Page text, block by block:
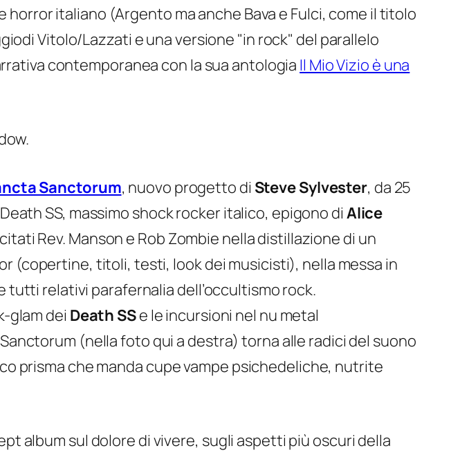
italiano (Argento ma anche Bava e Fulci, come il titolo
Vitolo/Lazzati e una versione "in rock" del parallelo
contemporanea con la sua antologia Il Mio Vizio è una
Sanctorum, nuovo progetto di Steve Sylvester, da 25
SS, massimo shock rocker italico, epigono di Alice
Rev. Manson e Rob Zombie nella distillazione di un
(copertine, titoli, testi, look dei musicisti), nella messa in
tutti relativi parafernalia dell’occultismo rock.
glam dei Death SSe le incursioni nel nu metal
(nella foto qui a destra) torna alle radici del suono
prisma che manda cupe vampe psichedeliche, nutrite
album sul dolore di vivere, sugli aspetti più oscuri della